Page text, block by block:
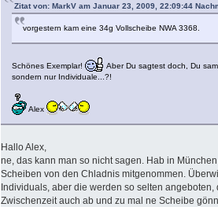
Zitat von: MarkV am Januar 23, 2009, 22:09:44
vorgestern kam eine 34g Vollscheibe NWA 3368.
Schönes Exemplar!
Aber Du sagtest doch, Du
sondern nur Individuale...?!
Alex
Hallo Alex,
ne, das kann man so nicht sagen. Hab in
Scheiben von den Chladnis mitgenommen.
Individuals, aber die werden so selten angeboten,
Zwischenzeit auch ab und zu mal ne Scheibe